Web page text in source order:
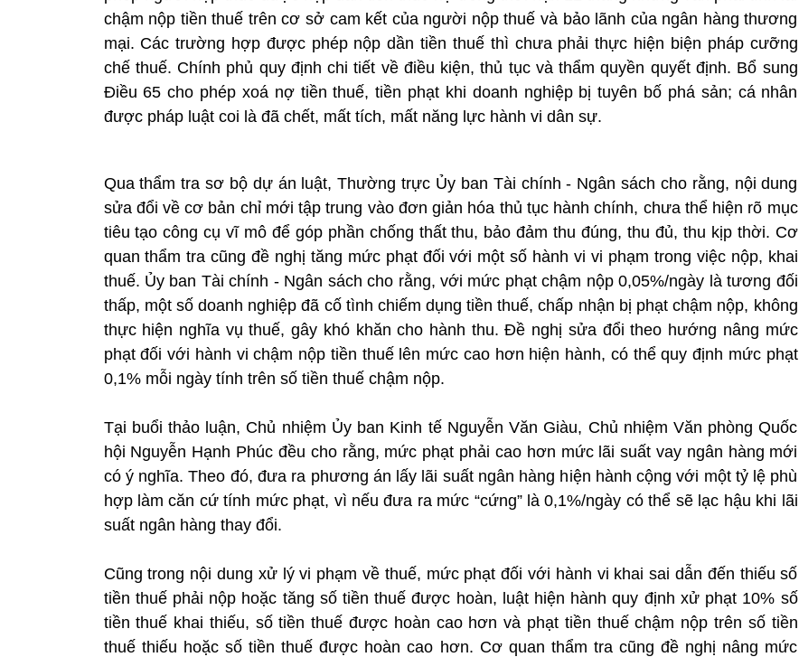
chậm nộp tiền thuế trên cơ sở cam kết của người nộp thuế và bảo lãnh của ngân hàng thương
mại. Các trường hợp được phép nộp dần tiền thuế thì chưa phải thực hiện biện pháp cưỡng
chế thuế. Chính phủ quy định chi tiết về điều kiện, thủ tục và thẩm quyền quyết định. Bổ sung
Điều 65 cho phép xoá nợ tiền thuế, tiền phạt khi doanh nghiệp bị tuyên bố phá sản; cá nhân
được pháp luật coi là đã chết, mất tích, mất năng lực hành vi dân sự.
Qua thẩm tra sơ bộ dự án luật, Thường trực Ủy ban Tài chính - Ngân sách cho rằng, nội dung
sửa đổi về cơ bản chỉ mới tập trung vào đơn giản hóa thủ tục hành chính, chưa thể hiện rõ mục
tiêu tạo công cụ vĩ mô để góp phần chống thất thu, bảo đảm thu đúng, thu đủ, thu kịp thời. Cơ
quan thẩm tra cũng đề nghị tăng mức phạt đối với một số hành vi vi phạm trong việc nộp, khai
thuế. Ủy ban Tài chính - Ngân sách cho rằng, với mức phạt chậm nộp 0,05%/ngày là tương đối
thấp, một số doanh nghiệp đã cố tình chiếm dụng tiền thuế, chấp nhận bị phạt chậm nộp, không
thực hiện nghĩa vụ thuế, gây khó khăn cho hành thu. Đề nghị sửa đổi theo hướng nâng mức
phạt đối với hành vi chậm nộp tiền thuế lên mức cao hơn hiện hành, có thể quy định mức phạt
0,1% mỗi ngày tính trên số tiền thuế chậm nộp.
Tại buổi thảo luận, Chủ nhiệm Ủy ban Kinh tế Nguyễn Văn Giàu, Chủ nhiệm Văn phòng Quốc
hội Nguyễn Hạnh Phúc đều cho rằng, mức phạt phải cao hơn mức lãi suất vay ngân hàng mới
có ý nghĩa. Theo đó, đưa ra phương án lấy lãi suất ngân hàng hiện hành cộng với một tỷ lệ phù
hợp làm căn cứ tính mức phạt, vì nếu đưa ra mức “cứng” là 0,1%/ngày có thể sẽ lạc hậu khi lãi
suất ngân hàng thay đổi.
Cũng trong nội dung xử lý vi phạm về thuế, mức phạt đối với hành vi khai sai dẫn đến thiếu số
tiền thuế phải nộp hoặc tăng số tiền thuế được hoàn, luật hiện hành quy định xử phạt 10% số
tiền thuế khai thiếu, số tiền thuế được hoàn cao hơn và phạt tiền thuế chậm nộp trên số tiền
thuế thiếu hoặc số tiền thuế được hoàn cao hơn. Cơ quan thẩm tra cũng đề nghị nâng mức